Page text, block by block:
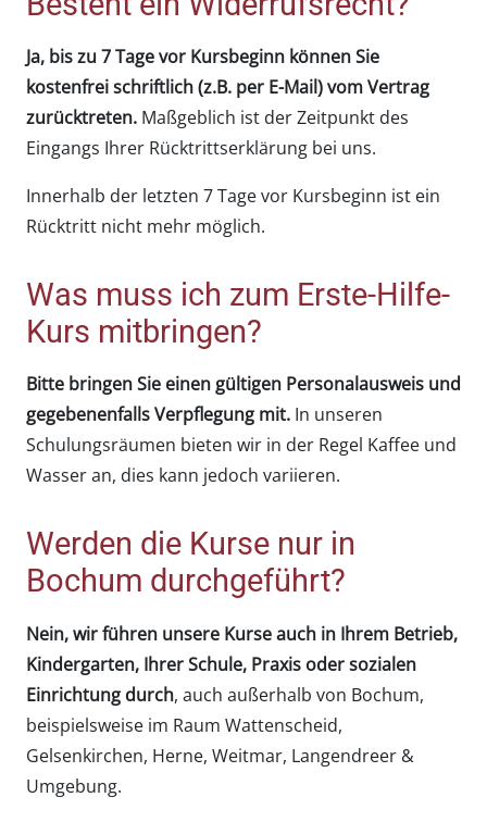
Ja, bis zu 7 Tage vor Kursbeginn können Sie
kostenfrei schriftlich (z.B. per E-Mail) vom Vertrag
zurücktreten. Maßgeblich ist der Zeitpunkt des
Eingangs Ihrer Rücktrittserklärung bei uns.
Innerhalb der letzten 7 Tage vor Kursbeginn ist ein
Rücktritt nicht mehr möglich.
Was muss ich zum Erste-Hilfe-
Kurs mitbringen?
Bitte bringen Sie einen gültigen Personalausweis und
gegebenenfalls Verpflegung mit. In unseren
Schulungsräumen bieten wir in der Regel Kaffee und
Wasser an, dies kann jedoch variieren.
Werden die Kurse nur in
Bochum durchgeführt?
Nein, wir führen unsere Kurse auch in Ihrem Betrieb,
Kindergarten, Ihrer Schule, Praxis oder sozialen
Einrichtung durch, auch außerhalb von Bochum,
beispielsweise im Raum Wattenscheid,
Gelsenkirchen, Herne, Weitmar, Langendreer &
Umgebung.